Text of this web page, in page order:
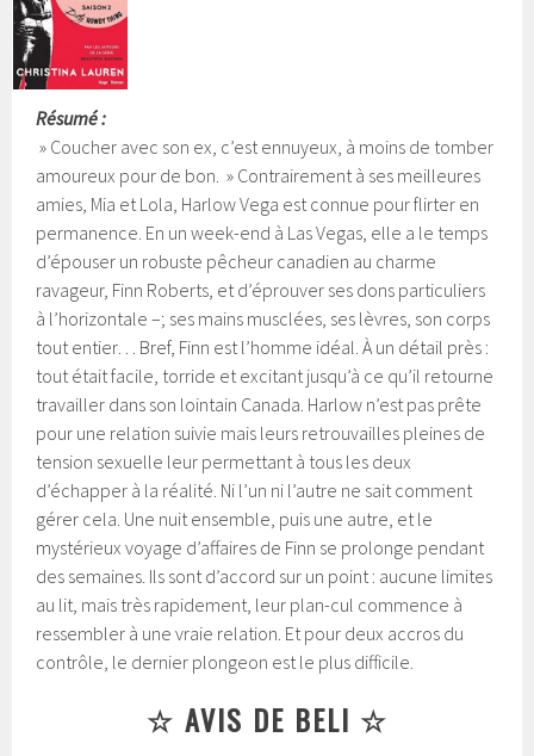
Résumé :
» Coucher avec son ex, c’est ennuyeux, à moins de tomber
amoureux pour de bon. » Contrairement à ses meilleures
amies, Mia et Lola, Harlow Vega est connue pour flirter en
permanence. En un week-end à Las Vegas, elle a le temps
d’épouser un robuste pêcheur canadien au charme
ravageur, Finn Roberts, et d’éprouver ses dons particuliers
à l’horizontale –; ses mains musclées, ses lèvres, son corps
tout entier… Bref, Finn est l’homme idéal. À un détail près :
tout était facile, torride et excitant jusqu’à ce qu’il retourne
travailler dans son lointain Canada. Harlow n’est pas prête
pour une relation suivie mais leurs retrouvailles pleines de
tension sexuelle leur permettant à tous les deux
d’échapper à la réalité. Ni l’un ni l’autre ne sait comment
gérer cela. Une nuit ensemble, puis une autre, et le
mystérieux voyage d’affaires de Finn se prolonge pendant
des semaines. Ils sont d’accord sur un point : aucune limites
au lit, mais très rapidement, leur plan-cul commence à
ressembler à une vraie relation. Et pour deux accros du
contrôle, le dernier plongeon est le plus difficile.
☆ AVIS DE BELI ☆